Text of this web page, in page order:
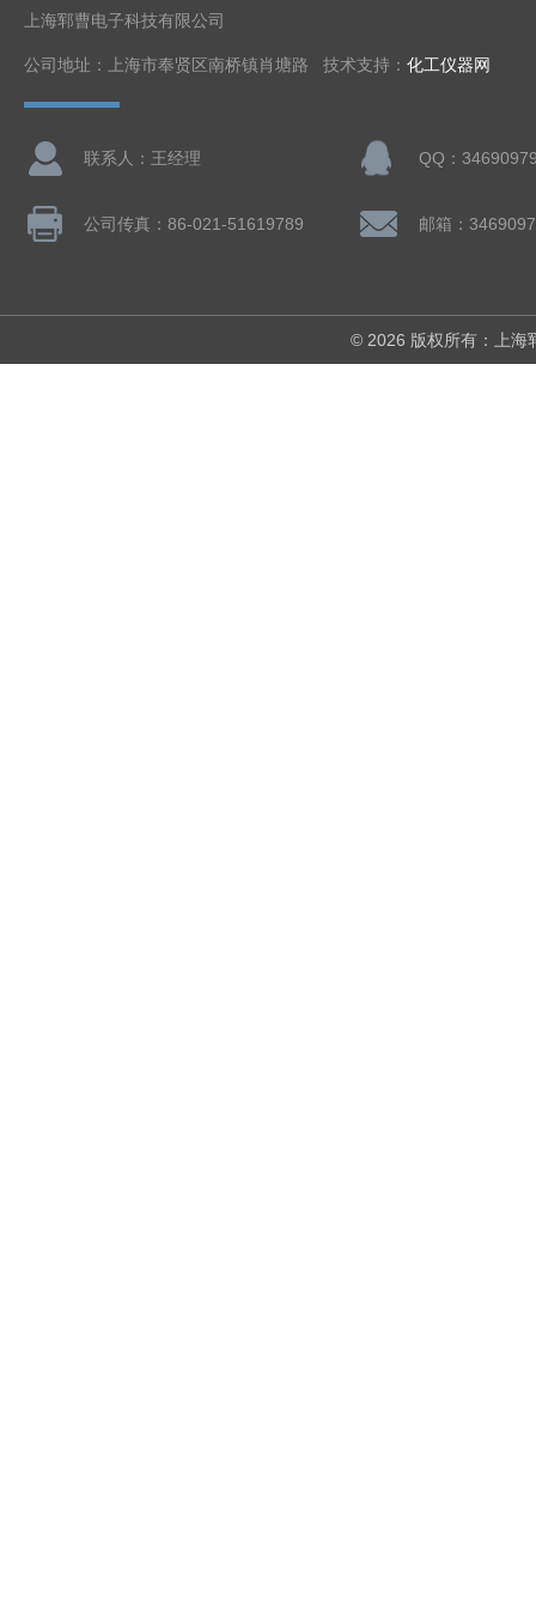
上海郓曹电子科技有限公司
公司地址：上海市奉贤区南桥镇肖塘路 技术支持： 化工仪器网
联系人：王经理 QQ：
公司传真：86-021-51619789 邮箱：
© 2026 版权所有：上